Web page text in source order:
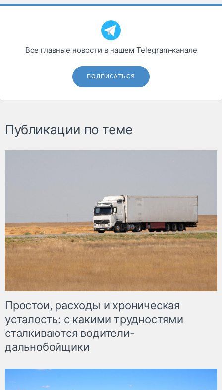
Все главные новости в нашем Telegram‑канале
ПОДПИСАТЬСЯ
Публикации по теме
Простои, расходы и хроническая
усталость: с какими трудностями
сталкиваются водители-
дальнобойщики